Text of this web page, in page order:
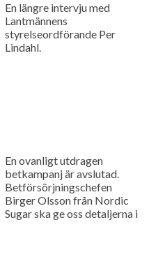
En längre intervju med
Lantmännens
styrelseordförande Per
Lindahl.
En ovanligt utdragen
betkampanj är avslutad.
Betförsörjningschefen
Birger Olsson från Nordic
Sugar ska ge oss detaljerna i